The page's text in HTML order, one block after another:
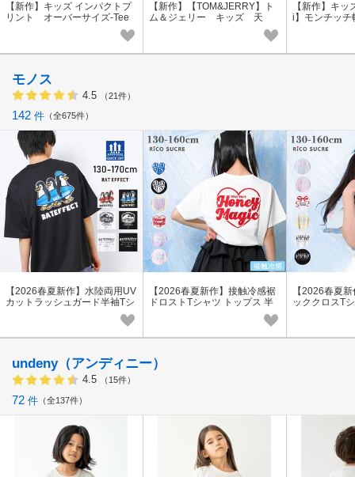
【新作】キッズ インパクトプ
リント オーバーサイズ-Tee
【新作】【TOM&JERRY】ト
ム＆ジェリー キッズ 天
竺 JERRY-Tee(ちょいBIG)
【新作】キ
i】モンチッチ
モノス
4.5 （21件）
142 件 全675件
【2026春夏新作】水陸両用UV
カットラッシュガード半袖Tシ
ャツB UPF50+ UVカット 紫外
【2026春夏新作】接触冷感裾
ドロストTシャツ トップス 半
袖 子供服 女の子 小学生 中学
【2026春夏
ッククロスT
undeny（アンディニー）
4.5 （15件）
72 件 全137件